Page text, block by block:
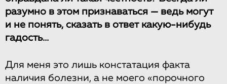
разумно в этом признаваться — ведь могут
и не понять, сказать в ответ какую-нибудь
гадость...
Для меня это лишь констатация факта
наличия болезни, а не моего «порочного